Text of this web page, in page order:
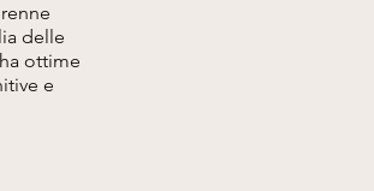
delle
ottime
e